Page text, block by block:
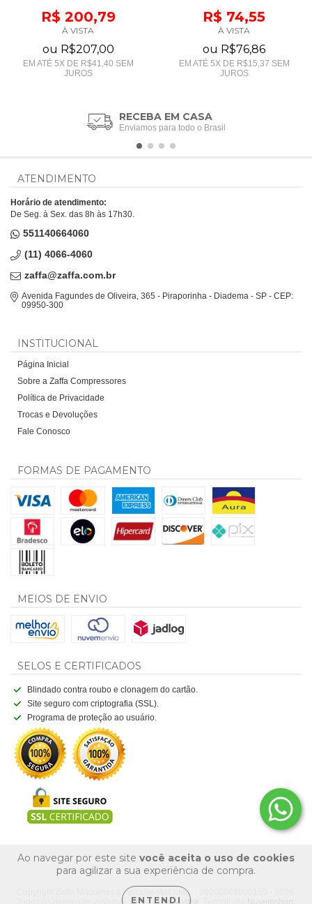
Ao navegar por este site você aceita o uso de cookies
para agilizar a sua experiência de compra.
ENTENDI
R$ 200,79
À VISTA
ou R$207,00
EM ATÉ 5X DE R$41,40 SEM
JUROS
R$ 74,55
À VISTA
ou R$76,86
EM ATÉ 5X DE R$15,37 SEM
JUROS
RECEBA EM CASA
Enviamos para todo o Brasil
ATENDIMENTO
Horário de atendimento:
De Seg. à Sex. das 8h às 17h30.
551140664060
(11) 4066-4060
zaffa@zaffa.com.br
Avenida Fagundes de Oliveira, 365 - Piraporinha - Diadema - SP - CEP:
09950-300
INSTITUCIONAL
Página Inicial
Sobre a Zaffa Compressores
Política de Privacidade
Trocas e Devoluções
Fale Conosco
FORMAS DE PAGAMENTO
MEIOS DE ENVIO
SELOS E CERTIFICADOS
Blindado contra roubo e clonagem do cartão.
Site seguro com criptografia (SSL).
Programa de proteção ao usuário.
Copyright Zaffa Máquinas e Ferramentas Ltda. - 00200069000169 - 2026.
Todos os direitos reservados. Criação Art Vostok